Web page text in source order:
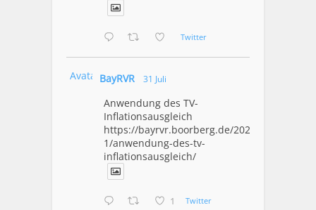
Twitter
Avatar BayRVR 31 Juli
Anwendung des TV-
Inflationsausgleich
https://bayrvr.boorberg.de/2026/07/3
1/anwendung-des-tv-
inflationsausgleich/
1 Twitter